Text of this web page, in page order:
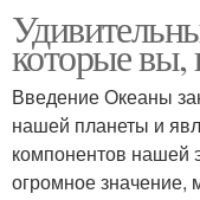
которые вы,
Введение Океаны
нашей планеты и
компонентов нашей
огромное значение,